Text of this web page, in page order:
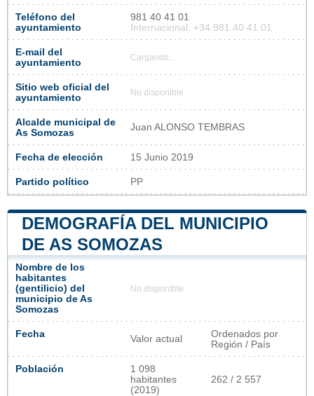
Teléfono del
ayuntamiento
981 40 41 01
Internacional: +34 981 40 41 01
E-mail del
ayuntamiento
Cargando...
Sitio web oficial del
ayuntamiento
No disponible
Alcalde municipal de
As Somozas
Juan ALONSO TEMBRAS
Fecha de elección 15 Junio 2019
Partido político PP
DEMOGRAFÍA DEL MUNICIPIO
DE AS SOMOZAS
Nombre de los
habitantes
(gentilicio) del
municipio de As
Somozas
No disponible
Fecha Valor actual
Ordenados por
Región / País
Población
1 098
habitantes
(2019)
262 / 2 557